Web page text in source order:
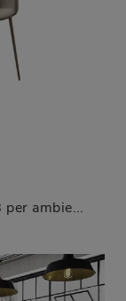
Ecco a te la sedia da pranzo Duke/B per ambientazioni moderne, tra le più belle Sedie fisse di Zamagna.